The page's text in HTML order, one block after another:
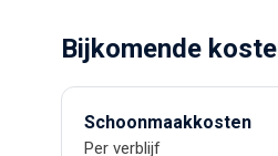
Bijkomende
Schoonmaakkosten
Per verblijf